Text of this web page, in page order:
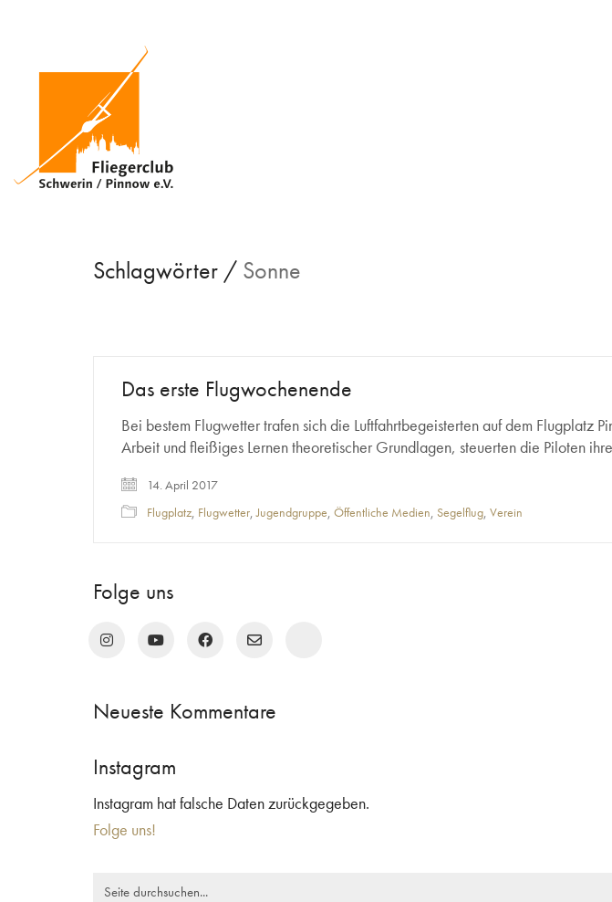
Schlagwörter / Sonne
Das erste Flugwochenende
Bei bestem Flugwetter trafen sich die Luftfahrtbegeisterten auf dem
Arbeit und fleißiges Lernen theoretischer Grundlagen, steuerten die Piloten
14. April 2017
Flugplatz, Flugwetter,Jugendgruppe, Öffentliche Medien, Segelflug, Verein
Folge uns
Neueste Kommentare
Instagram
Instagram hat falsche Daten zurückgegeben.
Folge uns!
Search